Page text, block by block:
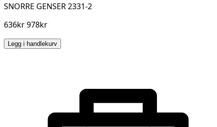
SNORRE GENSER 2331-2
636kr 978kr
Legg i handlekurv